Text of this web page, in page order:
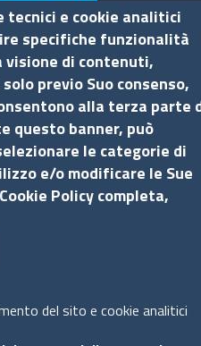
di Commercio di Messina
e cookie analitici
specifiche funzionalità
visione di contenuti,
previo Suo consenso,
alla terza parte
questo banner, può
le categorie di
e/o modificare le Sue
Policy completa,
del sito e cookie analitici